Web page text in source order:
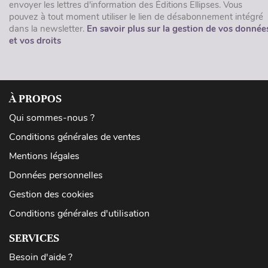
envoyer les lettres d'information des Éditions Ellipses. Vous
pouvez à tout moment utiliser le lien de désabonnement intégré
dans la newsletter. En savoir plus sur la gestion de vos
et vos droits
À PROPOS
Qui sommes-nous ?
Conditions générales de ventes
Mentions légales
Données personnelles
Gestion des cookies
Conditions générales d'utilisation
SERVICES
Besoin d'aide ?